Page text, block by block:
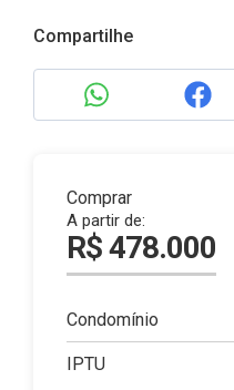
Compartilhe
Comprar
A partir de:
R$ 478.000
Condomínio
IPTU